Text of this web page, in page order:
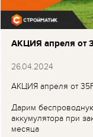
АКЦИЯ апреля от
26.04.2024
АКЦИЯ апреля от
Дарим
аккумулятора при
месяца